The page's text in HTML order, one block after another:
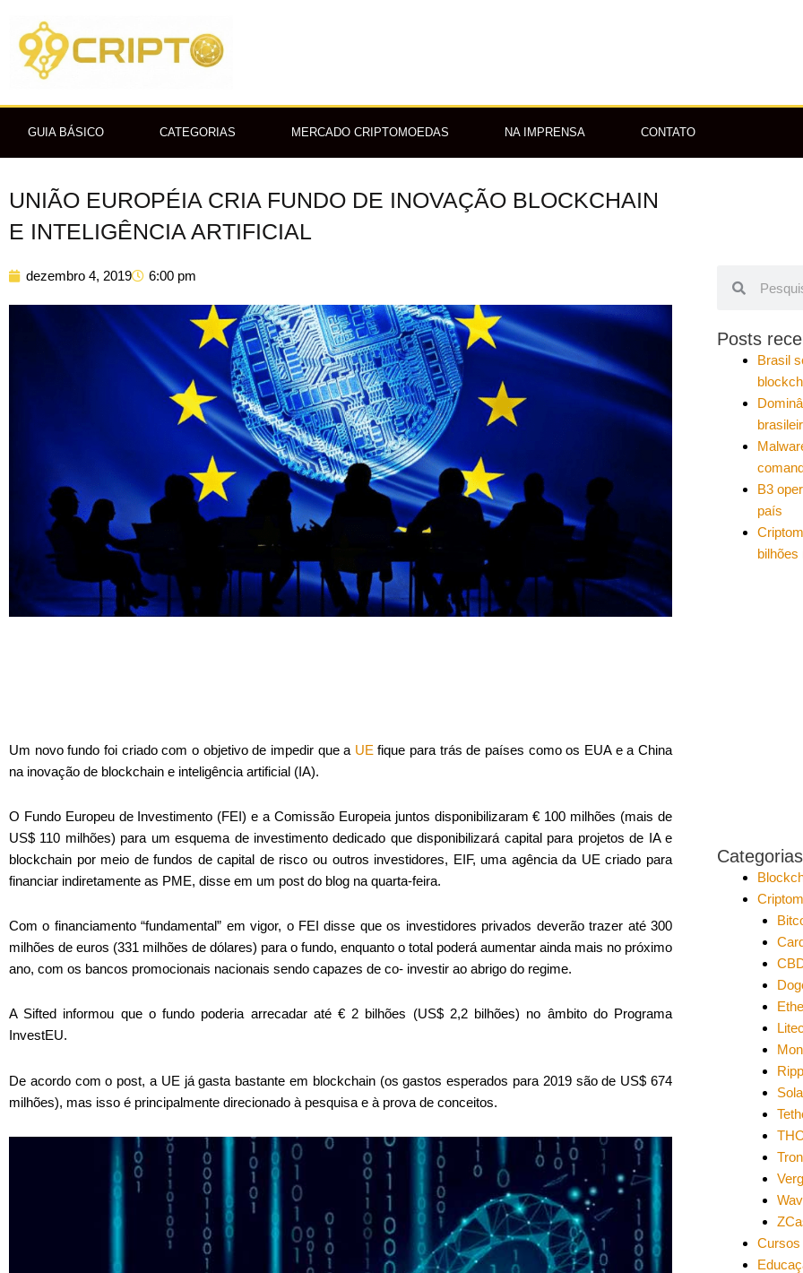
para
conteúdo
GUIA BÁSICO CATEGORIAS MERCADO CRIPTOMOEDAS NA IMPRENSA CONTATO
UNIÃO EUROPÉIA CRIA FUNDO DE INOVAÇÃO BLOCKCHAIN
E INTELIGÊNCIA ARTIFICIAL
dezembro 4, 2019 6:00 pm
Um novo fundo foi criado com o objetivo de impedir que a UE fique para trás de países como os EUA e a China
na inovação de blockchain e inteligência artificial (IA).
O Fundo Europeu de Investimento (FEI) e a Comissão Europeia juntos disponibilizaram € 100 milhões (mais de
US$ 110 milhões) para um esquema de investimento dedicado que disponibilizará capital para projetos de IA e
blockchain por meio de fundos de capital de risco ou outros investidores, EIF, uma agência da UE criado para
financiar indiretamente as PME, disse em um post do blog na quarta-feira.
Com o financiamento “fundamental” em vigor, o FEI disse que os investidores privados deverão trazer até 300
milhões de euros (331 milhões de dólares) para o fundo, enquanto o total poderá aumentar ainda mais no próximo
ano, com os bancos promocionais nacionais sendo capazes de co- investir ao abrigo do regime.
A Sifted informou que o fundo poderia arrecadar até € 2 bilhões (US$ 2,2 bilhões) no âmbito do Programa
InvestEU.
De acordo com o post, a UE já gasta bastante em blockchain (os gastos esperados para 2019 são de US$ 674
milhões), mas isso é principalmente direcionado à pesquisa e à prova de conceitos.
Posts
Brasil
B3
país
bilhões
Categorias
Tron
Cursos